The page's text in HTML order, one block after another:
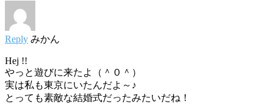
Reply みかん
Hej !!
やっと遊びに来たよ（＾０＾）
実は私も東京にいたんだよ～♪
とっても素敵な結婚式だったみたいだね！